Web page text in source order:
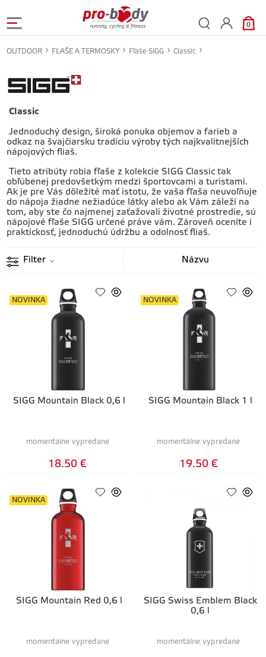
0
OUTDOOR FĽAŠE A TERMOSKY Fľaše SIGG Classic
Classic
Jednoduchý design, široká ponuka objemov a farieb a
odkaz na švajčiarsku tradíciu výroby tých najkvalitnejších
nápojových fliaš.
Tieto atribúty robia fľaše z kolekcie SIGG Classic tak
obľúbenej predovšetkým medzi športovcami a turistami.
Ak je pre Vás dôležité mať istotu, že vaša fľaša neuvoľňuje
do nápoja žiadne nežiadúce látky alebo ak Vám záleží na
tom, aby ste čo najmenej zaťažovali životné prostredie, sú
nápojové fľaše SIGG určené práve vám. Zároveň oceníte i
praktickosť, jednoduchú údržbu a odolnosť fliaš.
Filter
SIGG Mountain Black 0,6 l
NOVINKA
momentálne vypredané
18.50 €
SIGG Mountain Black 1 l
NOVINKA
momentálne vypredané
19.50 €
SIGG Mountain Red 0,6 l
NOVINKA
momentálne vypredané
SIGG Swiss Emblem Black
0,6 l
momentálne vypredané